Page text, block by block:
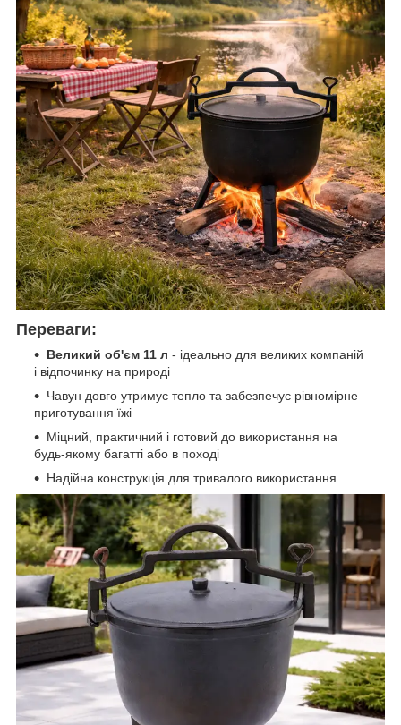
Переваги:
Великий об'єм 11 л - ідеально для великих компаній
і відпочинку на природі
Чавун довго утримує тепло та забезпечує рівномірне
приготування їжі
Міцний, практичний і готовий до використання на
будь-якому багатті або в поході
Надійна конструкція для тривалого використання